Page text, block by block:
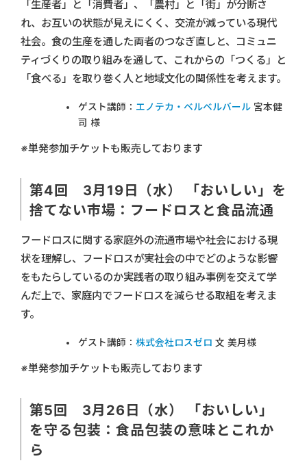
「生産者」と「消費者」、「農村」と「街」が分断さ
れ、お互いの状態が見えにくく、交流が減っている現代
社会。食の生産を通した両者のつなぎ直しと、コミュニ
ティづくりの取り組みを通して、これからの「つくる」と
「食べる」を取り巻く人と地域文化の関係性を考えます。
ゲスト講師： エノテカ・ベルベルバール 宮本健
司 様
※単発参加チケットも販売しております
第4回 3月19日（水） 「おいしい」を
捨てない市場：フードロスと食品流通
フードロスに関する家庭外の流通市場や社会における現
状を理解し、フードロスが実社会の中でどのような影響
をもたらしているのか実践者の取り組み事例を交えて学
んだ上で、家庭内でフードロスを減らせる取組を考えま
す。
ゲスト講師： 株式会社ロスゼロ 文 美月様
※単発参加チケットも販売しております
第5回 3月26日（水） 「おいしい」
を守る包装：食品包装の意味とこれか
ら